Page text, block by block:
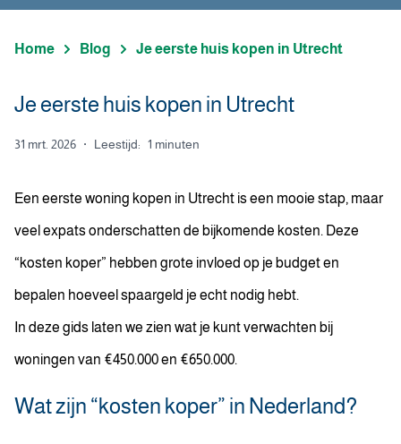
Home Blog Je eerste huis kopen in Utrecht
Je eerste huis kopen in Utrecht
31 mrt. 2026 · Leestijd: 1 minuten
Een eerste woning kopen in Utrecht is een mooie stap, maar
veel expats onderschatten de bijkomende kosten. Deze
“kosten koper” hebben grote invloed op je budget en
bepalen hoeveel spaargeld je echt nodig hebt.
In deze gids laten we zien wat je kunt verwachten bij
woningen van €450.000 en €650.000.
Wat zijn “kosten koper” in Nederland?